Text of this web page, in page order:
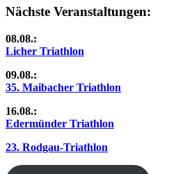
Nächste Veranstaltungen:
08.08.:
Licher Triathlon
09.08.:
35. Maibacher Triathlon
16.08.:
Edermünder Triathlon
23. Rodgau-Triathlon